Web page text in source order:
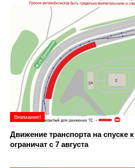
Внимание!
Движение транспорта на спуске
ограничат с 7 августа